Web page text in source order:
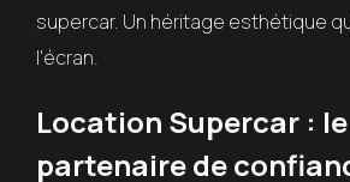
supercar. Un héritage esthétique
l'écran.
Location Supercar : le
partenaire de